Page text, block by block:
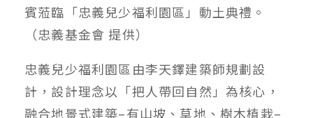
賓蒞臨「忠義兒少福利園區」動土典禮。
（忠義基金會 提供）
忠義兒少福利園區由李天鐸建築師規劃設
計，設計理念以「把人帶回自然」為核心，
融合地景式建築–有山坡、草地、樹木植栽–